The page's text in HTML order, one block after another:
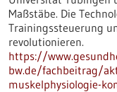
Maßstäbe. Die
Trainingssteuerung
revolutionieren.
https://
bw.de/fachbeitrag/
muskelphysiologie-